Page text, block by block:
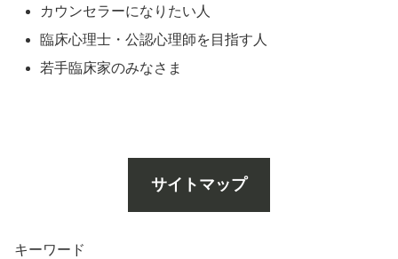
カウンセラーになりたい人
臨床心理士・公認心理師を目指す人
若手臨床家のみなさま
サイトマップ
キーワード